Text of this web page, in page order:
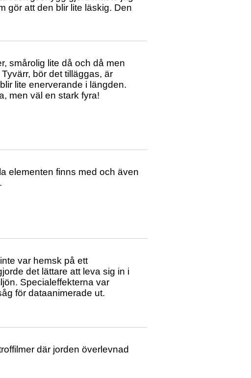
gör att den blir lite läskig. Den
smårolig lite då och då men
bör det tilläggas, är
lite enerverande i längden.
men väl en stark fyra!
elementen finns med och även
var hemsk på ett
det lättare att leva sig in i
Specialeffekterna var
för dataanimerade ut.
där jorden överlevnad